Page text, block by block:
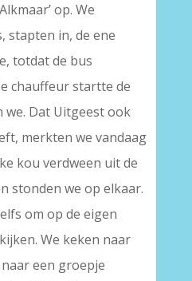
op. We
stapten in, de ene
totdat de bus
chauffeur startte de
we. Dat Uitgeest ook
merkten we vandaag
kou verdween uit de
stonden we op elkaar.
om op de eigen
We keken naar
een groepje